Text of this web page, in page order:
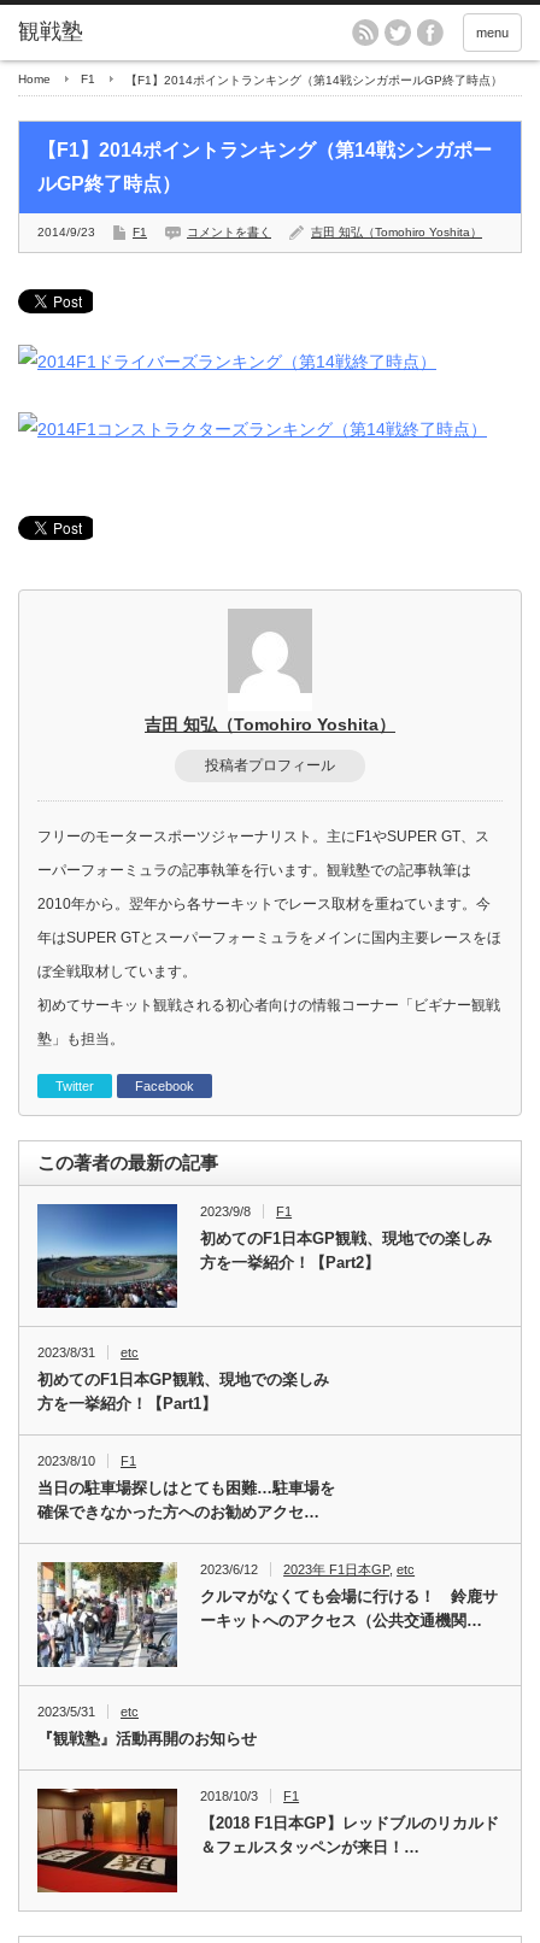
menu
Home F1 【F1】2014ポイントランキング（第14戦シンガポールGP終了時点）
【F1】2014ポイントランキング（第14戦シンガポー
ルGP終了時点）
2014/9/23 F1 コメントを書く 吉田 知弘（Tomohiro Yoshita）
吉田 知弘（Tomohiro Yoshita）
投稿者プロフィール
フリーのモータースポーツジャーナリスト。主にF1やSUPER GT、ス
ーパーフォーミュラの記事執筆を行います。観戦塾での記事執筆は
2010年から。翌年から各サーキットでレース取材を重ねています。今
年はSUPER GTとスーパーフォーミュラをメインに国内主要レースをほ
ぼ全戦取材しています。
初めてサーキット観戦される初心者向けの情報コーナー「ビギナー観戦
塾」も担当。
Twitter Facebook
この著者の最新の記事
2023/9/8 F1
初めてのF1日本GP観戦、現地での楽しみ
方を一挙紹介！【Part2】
2023/8/31 etc
初めてのF1日本GP観戦、現地での楽しみ
方を一挙紹介！【Part1】
2023/8/10 F1
当日の駐車場探しはとても困難…駐車場を
確保できなかった方へのお勧めアクセ…
2023/6/12 2023年 F1日本GP,etc
クルマがなくても会場に行ける！ 鈴鹿サ
ーキットへのアクセス（公共交通機関…
2023/5/31 etc
『観戦塾』活動再開のお知らせ
2018/10/3 F1
【2018 F1日本GP】レッドブルのリカルド
＆フェルスタッペンが来日！…